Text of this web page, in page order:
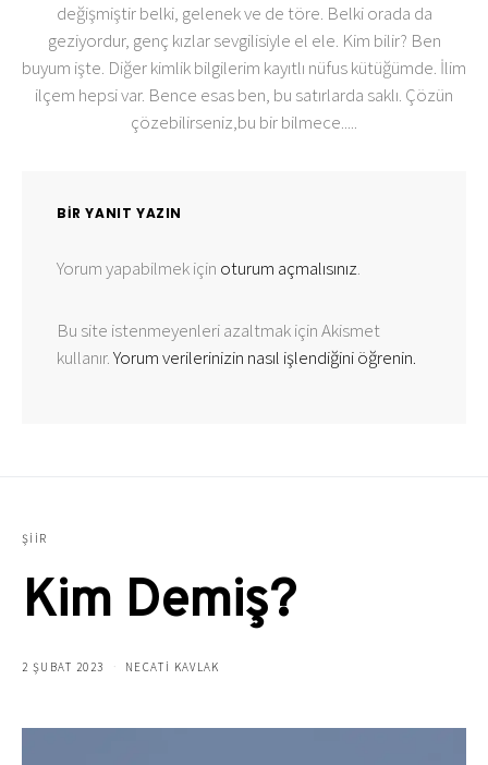
değişmiştir belki, gelenek ve de töre. Belki orada da
geziyordur, genç kızlar sevgilisiyle el ele. Kim bilir? Ben
buyum işte. Diğer kimlik bilgilerim kayıtlı nüfus kütüğümde. İlim
ilçem hepsi var. Bence esas ben, bu satırlarda saklı. Çözün
çözebilirseniz,bu bir bilmece.....
BIR YANIT YAZIN
Yorum yapabilmek için oturum açmalısınız.
Bu site istenmeyenleri azaltmak için Akismet
kullanır.Yorum verilerinizin nasıl işlendiğini öğrenin.
ŞIIR
Kim Demiş?
2 ŞUBAT 2023 NECATİ KAVLAK